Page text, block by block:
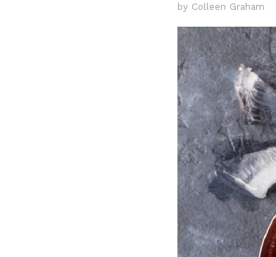
by Colleen Graham